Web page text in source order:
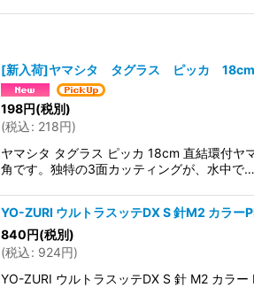
[新入荷]ヤマシタ タグラス ピッカ 18cm
198円(税別)
(税込: 218円)
ヤマシタ タグラス ピッカ 18cm 直結環付ヤ
角です。独特の3面カッティングが、水中で…
YO-ZURI ウルトラスッテDX S 針M2 カラー
840円(税別)
(税込: 924円)
YO-ZURI ウルトラスッテDX S 針 M2 カラー